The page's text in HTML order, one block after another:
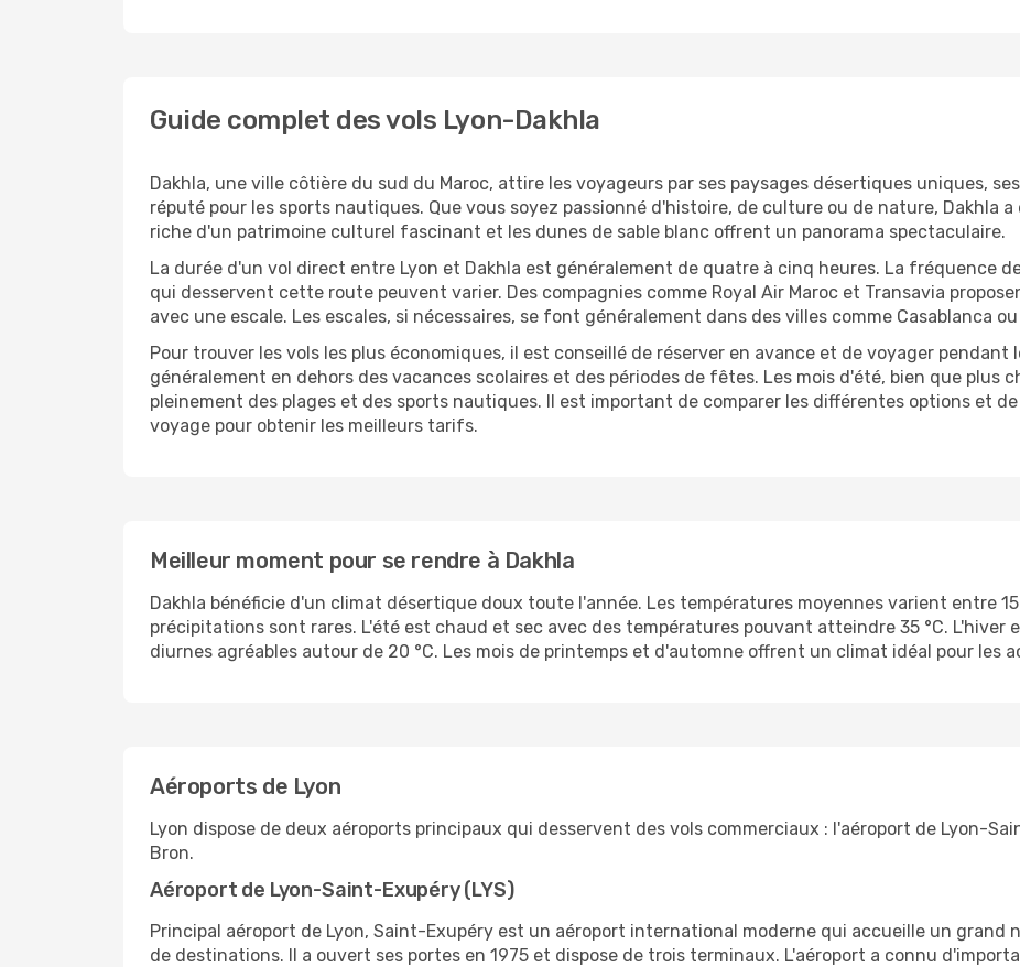
Guide complet des vols Lyon-Dakhla
Dakhla, une ville côtière du sud du Maroc, attire les voyageurs par ses paysages désertiques uniques,
réputé pour les sports nautiques. Que vous soyez passionné d'histoire, de culture ou de nature, Dakhla
riche d'un patrimoine culturel fascinant et les dunes de sable blanc offrent un panorama spectaculaire.
La durée d'un vol direct entre Lyon et Dakhla est généralement de quatre à cinq heures. La fréquence
qui desservent cette route peuvent varier. Des compagnies comme Royal Air Maroc et Transavia
avec une escale. Les escales, si nécessaires, se font généralement dans des villes comme Casablanca
Pour trouver les vols les plus économiques, il est conseillé de réserver en avance et de voyager pendant
généralement en dehors des vacances scolaires et des périodes de fêtes. Les mois d'été, bien que plus
pleinement des plages et des sports nautiques. Il est important de comparer les différentes options et
voyage pour obtenir les meilleurs tarifs.
Meilleur moment pour se rendre à Dakhla
Dakhla bénéficie d'un climat désertique doux toute l'année. Les températures moyennes varient entre 15
précipitations sont rares. L'été est chaud et sec avec des températures pouvant atteindre 35 °C. L'hiver
diurnes agréables autour de 20 °C. Les mois de printemps et d'automne offrent un climat idéal pour les
Aéroports de Lyon
Lyon dispose de deux aéroports principaux qui desservent des vols commerciaux : l'aéroport de Lyon-
Bron.
Aéroport de Lyon-Saint-Exupéry (LYS)
Principal aéroport de Lyon, Saint-Exupéry est un aéroport international moderne qui accueille un grand
de destinations. Il a ouvert ses portes en 1975 et dispose de trois terminaux. L'aéroport a connu